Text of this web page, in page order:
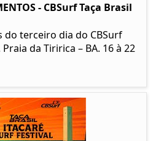
- CBSurf Taça Brasil
terceiro dia do CBSurf
da Tiririca – BA. 16 à 22